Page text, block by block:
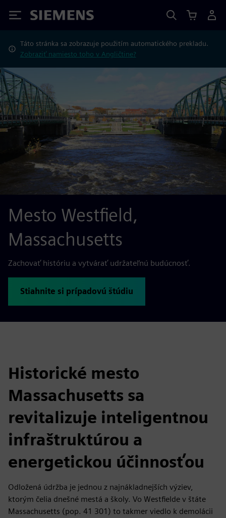
Siemens
Táto stránka sa zobrazuje použitím automatického prekladu.
Zobraziť namiesto toho v Angličtine?
Mesto Westfield,
Massachusetts
Zachovať históriu a vytvárať udržateľnú budúcnosť.
Stiahnite si prípadovú štúdiu
Historické mesto
Massachusetts sa
revitalizuje inteligentnou
infraštruktúrou a
energetickou účinnosťou
Odložená údržba je jednou z najnákladnejších výziev,
ktorým čelia dnešné mestá a školy. Vo Westfielde v štáte
Massachusetts (pop. 41 301) to takmer viedlo k demolácii